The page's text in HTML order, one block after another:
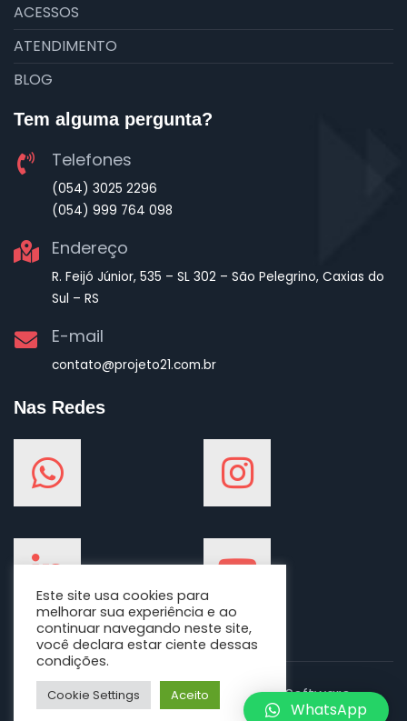
ACESSOS
ATENDIMENTO
BLOG
Tem alguma pergunta?
Telefones
(054) 3025 2296
(054) 999 764 098
Endereço
R. Feijó Júnior, 535 – SL 302 – São Pelegrino, Caxias do
Sul – RS
E-mail
contato@projeto21.com.br
Nas Redes
© Direitos Reservados a 2020 P21 Software–
Desenvolvido por
Tronic Sites
Este site usa cookies para
melhorar sua experiência e ao
continuar navegando neste site,
você declara estar ciente dessas
condições.
Cookie Settings Aceito
WhatsApp